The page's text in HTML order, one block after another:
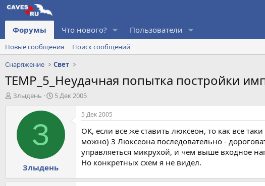
Форумы Что нового? Пользователи
Новые сообщения
Поиск сообщений
Снаряжение
Свет
TEMP_5_Неудачная попытка постройки
А
Злыдень
Д
т
а
л
а
5 Дек 2005
З
Злыдень
5 Дек 2005
ОК, если все же ставить люксеон, то как все
можно) 3 Люксеона последовательно -
управляеться микрухой, и чем выше входное
Но конкретных схем я не видел.